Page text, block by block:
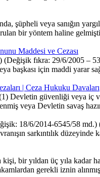
veya sanığın
bir yöntem haline
Maddesi ve Cezası
fıkra: 29/6/2005 –
başkası için maddi yarar
| Ceza Hukuku Davaları
güvenliği veya iç
veya Devletin savaş
18/6/2014-6545/58
sarkıntılık
bir yıldan üç yıla kadar
gerekli iznin